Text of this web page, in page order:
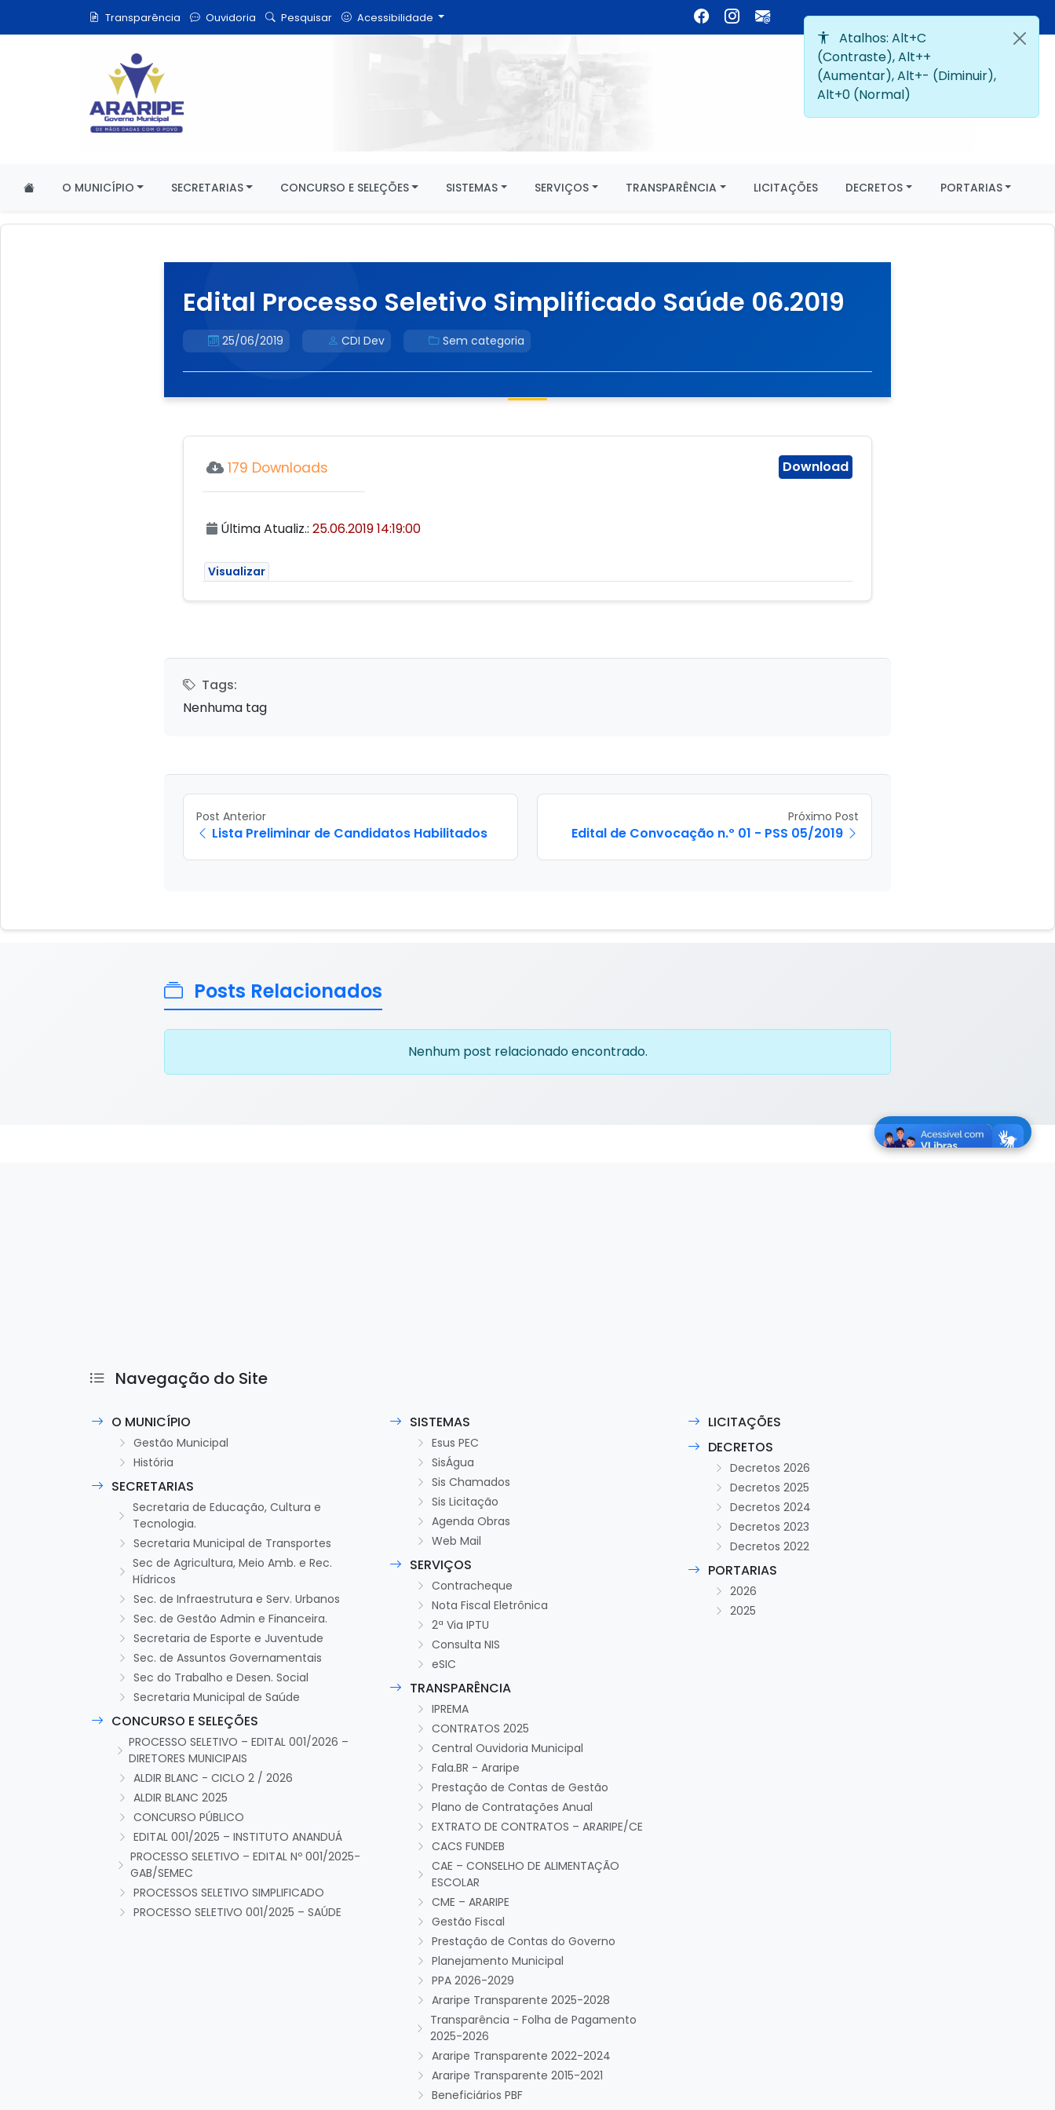
Transparência Ouvidoria Pesquisar Acessibilidade
O MUNICÍPIO SECRETARIAS CONCURSO E SELEÇÕES SISTEMAS SERVIÇOS TRANSPARÊNCIA LICITAÇÕES DECRETOS PORTARIAS
Edital Processo Seletivo Simplificado Saúde 06.2019
25/06/2019 CDI Dev Sem categoria
Download
179 Downloads
Última Atualiz.: 25.06.2019 14:19:00
Visualizar
Tags:
Nenhuma tag
Post Anterior
Lista Preliminar de Candidatos Habilitados
Próximo Post
Edital de Convocação n.º 01 - PSS 05/2019
Posts Relacionados
Nenhum post relacionado encontrado.
Navegação do Site
O MUNICÍPIO
Gestão Municipal
História
SECRETARIAS
Secretaria de Educação, Cultura e
Tecnologia.
Secretaria Municipal de Transportes
Sec de Agricultura, Meio Amb. e Rec.
Hídricos
Sec. de Infraestrutura e Serv. Urbanos
Sec. de Gestão Admin e Financeira.
Secretaria de Esporte e Juventude
Sec. de Assuntos Governamentais
Sec do Trabalho e Desen. Social
Secretaria Municipal de Saúde
CONCURSO E SELEÇÕES
PROCESSO SELETIVO – EDITAL 001/2026 –
DIRETORES MUNICIPAIS
ALDIR BLANC - CICLO 2 / 2026
ALDIR BLANC 2025
CONCURSO PÚBLICO
EDITAL 001/2025 – INSTITUTO ANANDUÁ
PROCESSO SELETIVO – EDITAL Nº 001/2025-
GAB/SEMEC
PROCESSOS SELETIVO SIMPLIFICADO
PROCESSO SELETIVO 001/2025 – SAÚDE
SISTEMAS
Esus PEC
SisÁgua
Sis Chamados
Sis Licitação
Agenda Obras
Web Mail
SERVIÇOS
Contracheque
Nota Fiscal Eletrônica
2ª Via IPTU
Consulta NIS
eSIC
TRANSPARÊNCIA
IPREMA
CONTRATOS 2025
Central Ouvidoria Municipal
Fala.BR - Araripe
Prestação de Contas de Gestão
Plano de Contratações Anual
EXTRATO DE CONTRATOS – ARARIPE/CE
CACS FUNDEB
CAE – CONSELHO DE ALIMENTAÇÃO
ESCOLAR
CME – ARARIPE
Gestão Fiscal
Prestação de Contas do Governo
Planejamento Municipal
PPA 2026-2029
Araripe Transparente 2025-2028
Transparência - Folha de Pagamento
2025-2026
Araripe Transparente 2022-2024
Araripe Transparente 2015-2021
Beneficiários PBF
LICITAÇÕES
DECRETOS
Decretos 2026
Decretos 2025
Decretos 2024
Decretos 2023
Decretos 2022
PORTARIAS
2026
2025